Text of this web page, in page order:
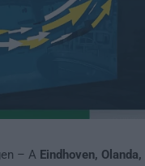
– A Eindhoven, Olanda,